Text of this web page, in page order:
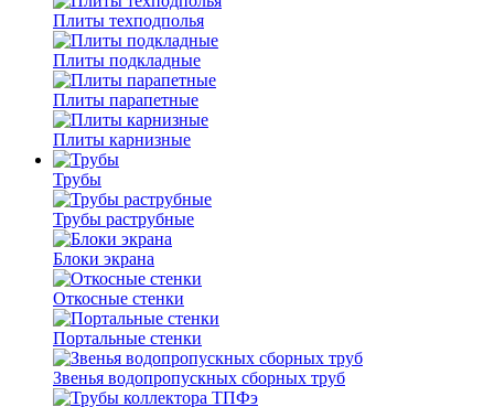
Плиты техподполья
Плиты подкладные
Плиты парапетные
Плиты карнизные
Трубы
Трубы раструбные
Блоки экрана
Откосные стенки
Портальные стенки
Звенья водопропускных сборных труб